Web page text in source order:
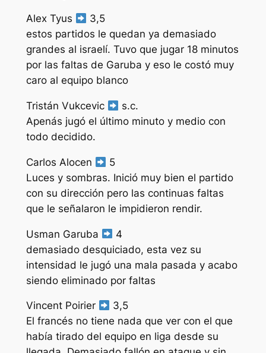
Alex Tyus
3,5
estos partidos le quedan ya demasiado
grandes al israelí. Tuvo que jugar 18 minutos
por las faltas de Garuba y eso le costó muy
caro al equipo blanco
Tristán Vukcevic
s.c.
Apenás jugó el último minuto y medio con
todo decidido.
Carlos Alocen
5
Luces y sombras. Inició muy bien el partido
con su dirección pero las continuas faltas
que le señalaron le impidieron rendir.
Usman Garuba
4
demasiado desquiciado, esta vez su
intensidad le jugó una mala pasada y acabo
siendo eliminado por faltas
Vincent Poirier
3,5
El francés no tiene nada que ver con el que
había tirado del equipo en liga desde su